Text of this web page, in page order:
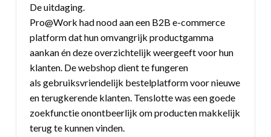
De uitdaging.
Pro@Work had nood aan een B2B e-commerce
platform dat hun omvangrijk productgamma
aankan én deze overzichtelijk weergeeft voor hun
klanten. De webshop dient te fungeren
als gebruiksvriendelijk bestelplatform voor nieuwe
en terugkerende klanten. Tenslotte was een goede
zoekfunctie onontbeerlijk om producten makkelijk
terug te kunnen vinden.